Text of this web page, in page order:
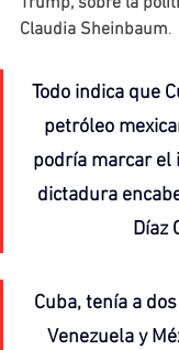
Claudia Sheinbaum.
Todo indica que
petróleo
podría marcar el
dictadura
Díaz
Cuba, tenía a
Venezuela y